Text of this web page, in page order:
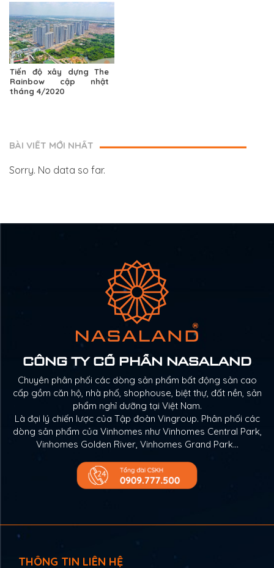
Tiến độ xây dựng The
Rainbow cập nhật
tháng 4/2020
BÀI VIẾT MỚI NHẤT
Sorry. No data so far.
CÔNG TY CỔ PHẦN NASALAND
Chuyên phân phối các dòng sản phẩm bất động sản cao
cấp gồm căn hộ, nhà phố, shophouse, biệt thự, đất nền, sản
phẩm nghỉ dưỡng tại Việt Nam.
Là đại lý chiến lược của Tập đoàn Vingroup. Phân phối các
dòng sản phẩm của Vinhomes như Vinhomes Central Park,
Vinhomes Golden River, Vinhomes Grand Park…
THÔNG TIN LIÊN HỆ